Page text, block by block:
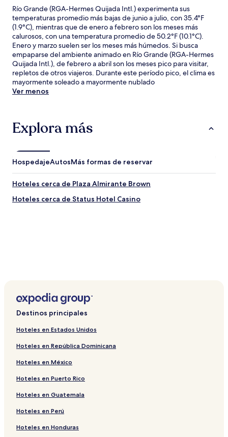
Río Grande (RGA-Hermes Quijada Intl.) experimenta sus
temperaturas promedio más bajas de junio a julio, con 35.4°F
(1.9°C), mientras que de enero a febrero son los meses más
calurosos, con una temperatura promedio de 50.2°F (10.1°C).
Enero y marzo suelen ser los meses más húmedos. Si busca
empaparse del ambiente animado en Río Grande (RGA-Hermes
Quijada Intl.), de febrero a abril son los meses pico para visitar,
repletos de otros viajeros. Durante este período pico, el clima es
mayormente soleado a mayormente nublado
Ver menos
Explora más
HospedajeAutosMás formas de reservar
Hoteles cerca de Plaza Almirante Brown
Hoteles cerca de Status Hotel Casino
Destinos principales
Hoteles en Estados Unidos
Hoteles en República Dominicana
Hoteles en México
Hoteles en Puerto Rico
Hoteles en Guatemala
Hoteles en Perú
Hoteles en Honduras